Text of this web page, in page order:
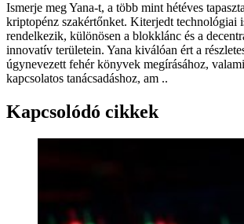
Ismerje meg Yana-t, a több mint hétéves
kriptopénz szakértőnket. Kiterjedt technológiai
rendelkezik, különösen a blokklánc és a
innovatív területein. Yana kiválóan ért a
úgynevezett fehér könyvek megírásához,
kapcsolatos tanácsadáshoz, am ..
Kapcsolódó cikkek